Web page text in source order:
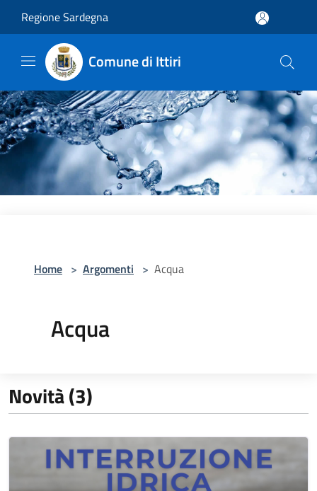
Regione Sardegna
Comune di Ittiri
Home > Argomenti > Acqua
Acqua
Novità (3)